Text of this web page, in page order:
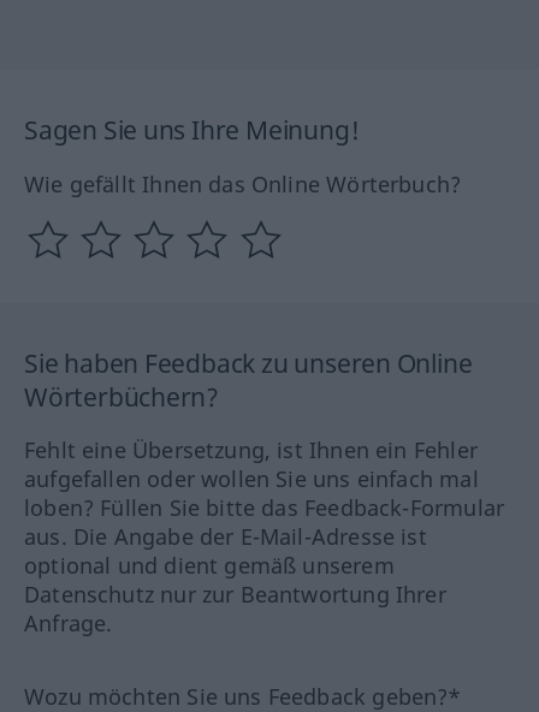
Sagen Sie uns Ihre Meinung!
Wie gefällt Ihnen das Online Wörterbuch?
Sie haben Feedback zu unseren Online
Wörterbüchern?
Fehlt eine Übersetzung, ist Ihnen ein Fehler
aufgefallen oder wollen Sie uns einfach mal
loben? Füllen Sie bitte das Feedback-Formular
aus. Die Angabe der E-Mail-Adresse ist
optional und dient gemäß unserem
Datenschutz nur zur Beantwortung Ihrer
Anfrage.
Wozu möchten Sie uns Feedback geben?*